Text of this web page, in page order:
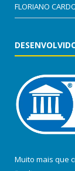
FLORIANO
Muito mais que